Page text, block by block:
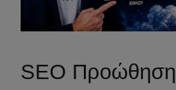
SEO Προώθηση